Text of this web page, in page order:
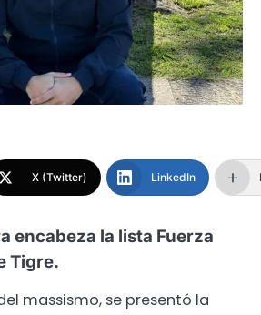
X (Twitter) LinkedIn
encabeza la lista Fuerza
Tigre.
massismo, se presentó la